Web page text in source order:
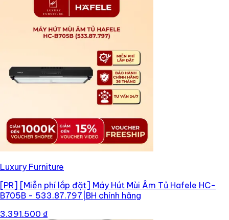
Luxury Furniture
[PR] [Miễn phí lắp đặt] Máy Hút Mùi Âm Tủ Hafele HC-
B705B - 533.87.797|BH chính hãng
3.391.500 ₫